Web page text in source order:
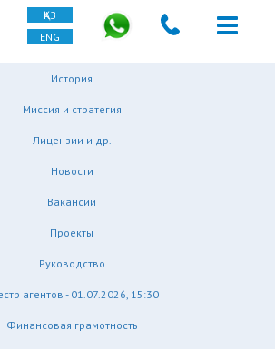
ҚАЗ
ENG
История
Миссия и стратегия
Лицензии и др.
Новости
Вакансии
Проекты
Руководство
агентов - 01.07.2026, 15:30
Финансовая грамотность